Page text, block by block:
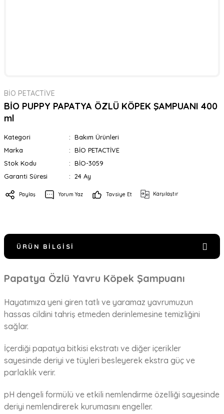
BİO PETACTİVE
BİO PUPPY PAPATYA ÖZLÜ KÖPEK ŞAMPUANI 400
ml
Kategori
Bakım Ürünleri
Marka
BİO PETACTİVE
Stok Kodu
BİO-3059
Garanti Süresi
24 Ay
Paylaş Yorum Yaz Tavsiye Et Karşılaştır
ÜRÜN BILGISI
Papatya Özlü Yavru Köpek Şampuanı
Hayatımıza yeni giren tatlı ve yaramaz yavrumuzun
hassas cildini tahriş etmeden derinlemesine temizliğini
sağlar.
İçerdiği papatya bitkisi ekstratı ve diğer içerikler
sayesinde deriyi ve tüyleri besleyerek ekstra güç ve
parlaklık verir.
pH dengeli formülü ve etkili nemlendirme özelliği sayesinde
deriyi nemlendirerek kurumasını engeller.